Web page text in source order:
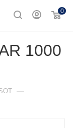
0
1000
—